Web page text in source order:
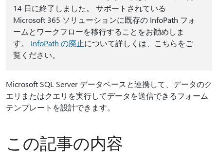
14 日に終了しました。 サポートされている
Microsoft 365 ソリューションに既存の InfoPath フォ
ームとワークフローを移行することをお勧めしま
す。 InfoPath の廃止について詳しくは、こちらをご
覧ください。
Microsoft SQL Server データベースと連携して、データのク
エリまたはクエリを実行してデータを送信できるフォーム
テンプレートを設計できます。
この記事の内容